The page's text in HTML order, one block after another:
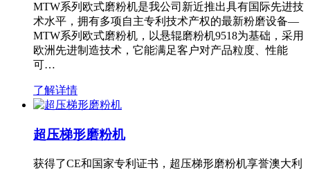
MTW系列欧式磨粉机是我公司新近推出具有国际先进技
术水平，拥有多项自主专利技术产权的最新粉磨设备—
MTW系列欧式磨粉机，以悬辊磨粉机9518为基础，采用
欧洲先进制造技术，它能满足客户对产品粒度、性能
可…
了解详情
超压梯形磨粉机
获得了CE和国家专利证书，超压梯形磨粉机享誉澳大利